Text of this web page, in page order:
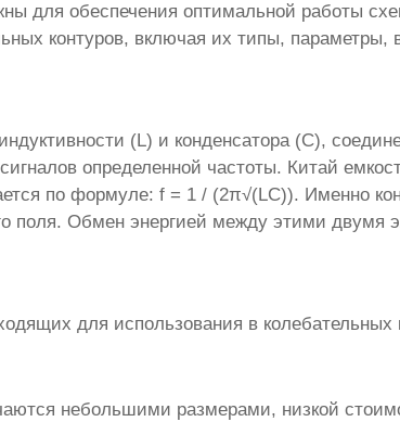
для обеспечения оптимальной работы
контуров, включая их типы, параметры,
(L) и конденсатора (C),
определенной частоты. Китай
по формуле: f = 1 / (2π√(LC)). Именно
поля. Обмен энергией между этими двумя
для использования в колебательных
небольшими размерами, низкой